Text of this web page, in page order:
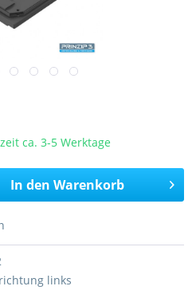
ca. 3-5 Werktage
In den Warenkorb
links